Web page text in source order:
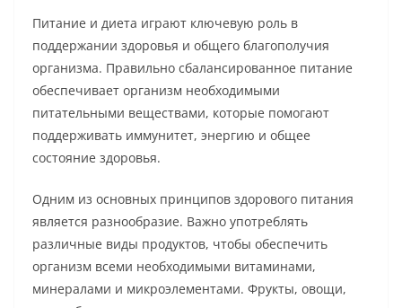
Питание и диета играют ключевую роль в
поддержании здоровья и общего благополучия
организма. Правильно сбалансированное питание
обеспечивает организм необходимыми
питательными веществами, которые помогают
поддерживать иммунитет, энергию и общее
состояние здоровья.
Одним из основных принципов здорового питания
является разнообразие. Важно употреблять
различные виды продуктов, чтобы обеспечить
организм всеми необходимыми витаминами,
минералами и микроэлементами. Фрукты, овощи,